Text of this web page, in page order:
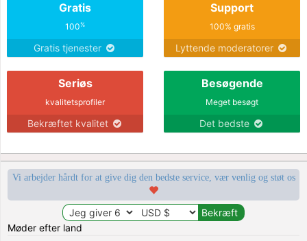
Gratis
100%
Gratis tjenester
Support
100% gratis
Lyttende moderatorer
Seriøs
kvalitetsprofiler
Bekræftet kvalitet
Besøgende
Meget besøgt
Det bedste
Vi arbejder hårdt for at give dig den bedste service, vær venlig og støt os
Møder efter land